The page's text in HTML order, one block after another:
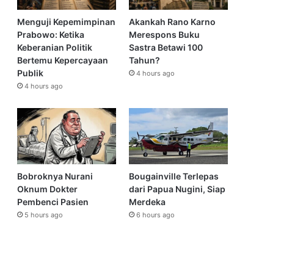
Menguji Kepemimpinan
Prabowo: Ketika
Keberanian Politik
Bertemu Kepercayaan
Publik
4 hours ago
Akankah Rano Karno
Merespons Buku
Sastra Betawi 100
Tahun?
4 hours ago
Bobroknya Nurani
Oknum Dokter
Pembenci Pasien
5 hours ago
Bougainville Terlepas
dari Papua Nugini, Siap
Merdeka
6 hours ago